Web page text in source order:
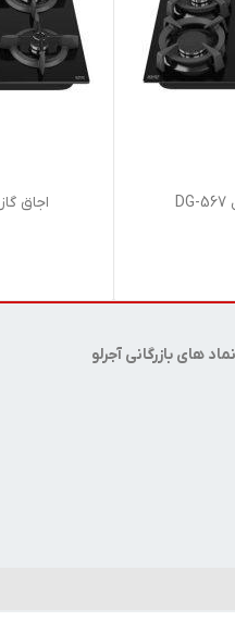
اجاق گاز 5 شعله داتیس مدل DG582
نماد های بازرگانی آجرلو